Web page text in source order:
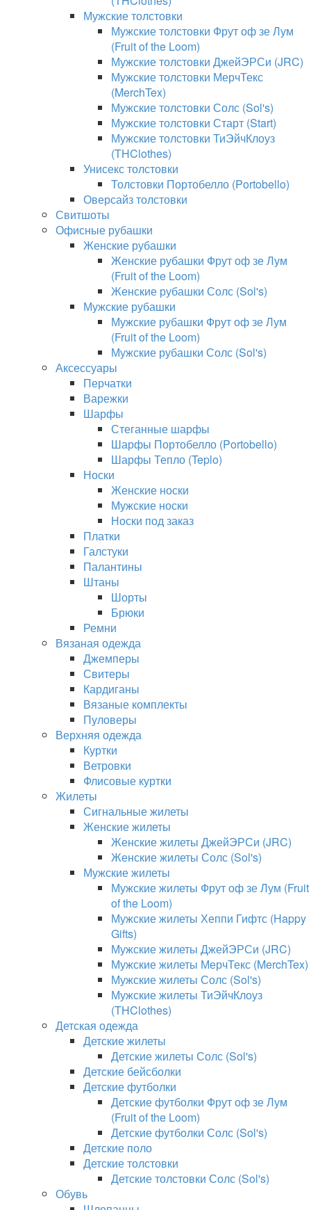
Мужские толстовки
Мужские толстовки Фрут оф зе Лум
(Fruit of the Loom)
Мужские толстовки ДжейЭРСи (JRC)
Мужские толстовки МерчТекс
(MerchTex)
Мужские толстовки Солс (Sol's)
Мужские толстовки Старт (Start)
Мужские толстовки ТиЭйчКлоуз
(THClothes)
Унисекс толстовки
Толстовки Портобелло (Portobello)
Оверсайз толстовки
Свитшоты
Офисные рубашки
Женские рубашки
Женские рубашки Фрут оф зе Лум
(Fruit of the Loom)
Женские рубашки Солс (Sol's)
Мужские рубашки
Мужские рубашки Фрут оф зе Лум
(Fruit of the Loom)
Мужские рубашки Солс (Sol's)
Аксессуары
Перчатки
Варежки
Шарфы
Стеганные шарфы
Шарфы Портобелло (Portobello)
Шарфы Тепло (Teplo)
Носки
Женские носки
Мужские носки
Носки под заказ
Платки
Галстуки
Палантины
Штаны
Шорты
Брюки
Ремни
Вязаная одежда
Джемперы
Свитеры
Кардиганы
Вязаные комплекты
Пуловеры
Верхняя одежда
Куртки
Ветровки
Флисовые куртки
Жилеты
Сигнальные жилеты
Женские жилеты
Женские жилеты ДжейЭРСи (JRC)
Женские жилеты Солс (Sol's)
Мужские жилеты
Мужские жилеты Фрут оф зе Лум (Fruit
of the Loom)
Мужские жилеты Хеппи Гифтс (Happy
Gifts)
Мужские жилеты ДжейЭРСи (JRC)
Мужские жилеты МерчТекс (MerchTex)
Мужские жилеты Солс (Sol's)
Мужские жилеты ТиЭйчКлоуз
(THClothes)
Детская одежда
Детские жилеты
Детские жилеты Солс (Sol's)
Детские бейсболки
Детские футболки
Детские футболки Фрут оф зе Лум
(Fruit of the Loom)
Детские футболки Солс (Sol's)
Детские поло
Детские толстовки
Детские толстовки Солс (Sol's)
Обувь